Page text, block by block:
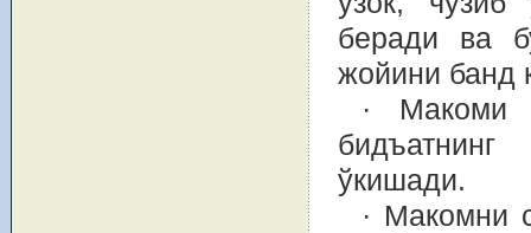
беради ва
жойини банд
· Макоми
ўкишади.
· Макомни